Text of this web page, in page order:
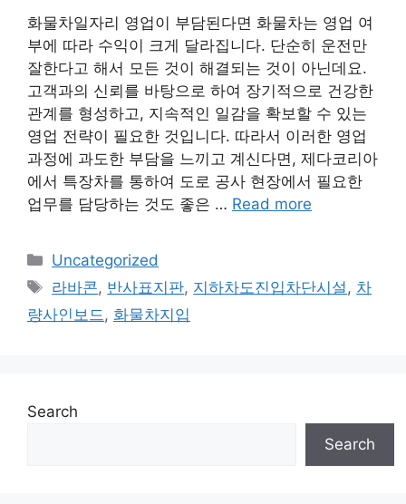
화물차일자리 영업이 부담된다면 화물차는 영업 여
부에 따라 수익이 크게 달라집니다. 단순히 운전만
잘한다고 해서 모든 것이 해결되는 것이 아닌데요.
고객과의 신뢰를 바탕으로 하여 장기적으로 건강한
관계를 형성하고, 지속적인 일감을 확보할 수 있는
영업 전략이 필요한 것입니다. 따라서 이러한 영업
과정에 과도한 부담을 느끼고 계신다면, 제다코리아
에서 특장차를 통하여 도로 공사 현장에서 필요한
업무를 담당하는 것도 좋은 … Read more
Categories
Uncategorized
Tags
라바콘, 반사표지판, 지하차도진입차단시설 , 차
량사인보드 , 화물차지입
Search
Search